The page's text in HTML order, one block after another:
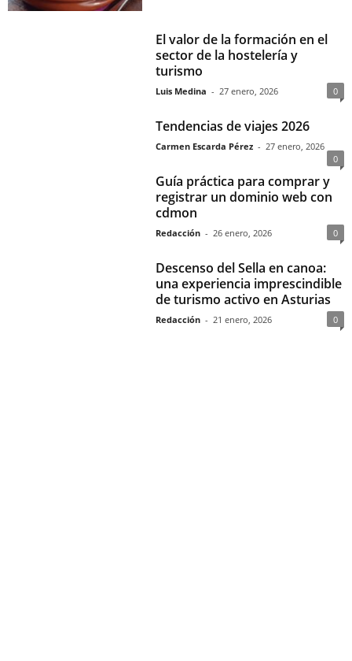
El valor de la formación en el
sector de la hostelería y
turismo
Luis Medina - 27 enero, 2026 0
Tendencias de viajes 2026
Carmen Escarda Pérez - 27 enero, 2026
0
Guía práctica para comprar y
registrar un dominio web con
cdmon
Redacción - 26 enero, 2026 0
Descenso del Sella en canoa:
una experiencia imprescindible
de turismo activo en Asturias
Redacción - 21 enero, 2026 0